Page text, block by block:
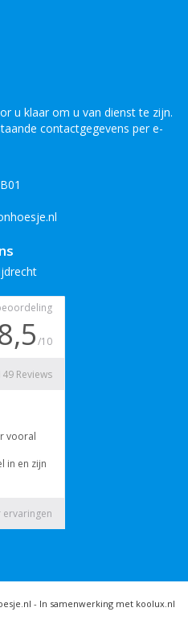
u klaar om u van dienst te zijn.
contactgegevens per e-
- In samenwerking met koolux.nl